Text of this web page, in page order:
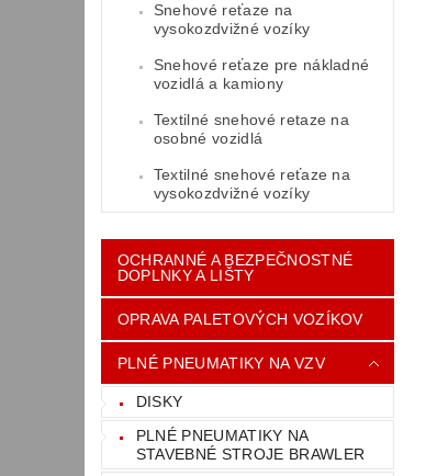
Snehové reťaze na
vysokozdvižné vozíky
Snehové reťaze pre nákladné
vozidlá a kamiony
Textilné snehové retaze na
osobné vozidlá
Textilné snehové reťaze na
vysokozdvižné vozíky
OCHRANNÉ A BEZPEČNOSTNÉ
DOPLNKY A LIŠTY
OPRAVA PALETOVÝCH VOZÍKOV
PLNÉ PNEUMATIKY NA VZV
DISKY
PLNÉ PNEUMATIKY NA
STAVEBNÉ STROJE BRAWLER